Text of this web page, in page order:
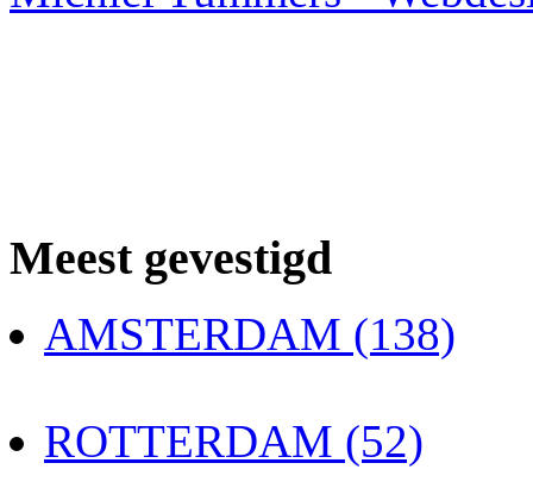
Meest gevestigd
AMSTERDAM (138)
ROTTERDAM (52)